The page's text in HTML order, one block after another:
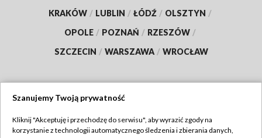
KRAKÓW / LUBLIN / ŁÓDŹ / OLSZTYN /
OPOLE / POZNAŃ / RZESZÓW /
SZCZECIN / WARSZAWA / WROCŁAW
TVP
Szanujemy Twoją prywatność
Kliknij "Akceptuję i przechodzę do serwisu", aby wyrazić zgody na
korzystanie z technologii automatycznego śledzenia i zbierania danych,